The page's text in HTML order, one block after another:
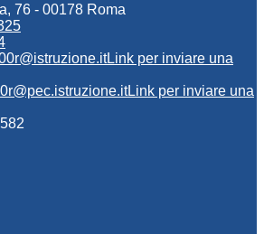
76 - 00178 Roma
Link per inviare una
Link per inviare una